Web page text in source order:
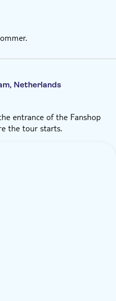
Netherlands
entrance of the Fanshop
the tour starts.